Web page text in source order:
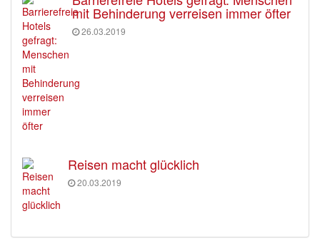
mit Behinderung verreisen immer öfter
26.03.2019
Reisen macht glücklich
20.03.2019